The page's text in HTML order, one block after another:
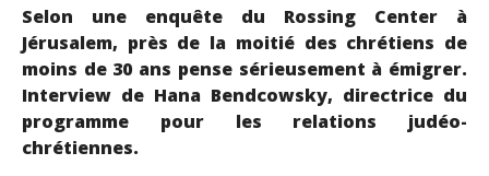
Selon une enquête du Rossing Center à
Jérusalem, près de la moitié des chrétiens de
moins de 30 ans pense sérieusement à émigrer.
Interview de Hana Bendcowsky, directrice du
programme pour les relations judéo-
chrétiennes.